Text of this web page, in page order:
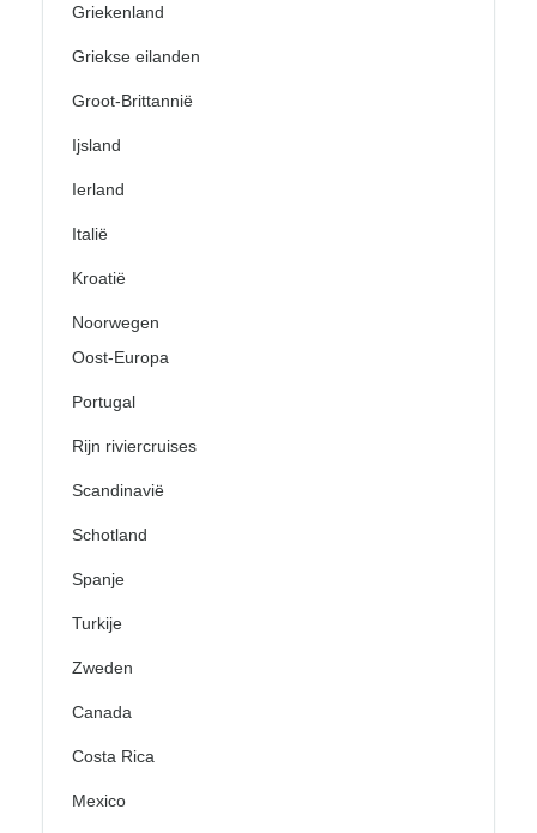
Griekenland
Griekse eilanden
Groot-Brittannië
Ijsland
Ierland
Italië
Kroatië
Noorwegen
Oost-Europa
Portugal
Rijn riviercruises
Scandinavië
Schotland
Spanje
Turkije
Zweden
Canada
Costa Rica
Mexico